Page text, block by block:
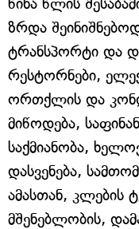
ზრდა
ტრანსპორტი და
რესტორნები,
ორთქლის და
მიწოდება,
საქმიანობა,
დასვენება,
ამასთან, კლების
მშენებლობის,